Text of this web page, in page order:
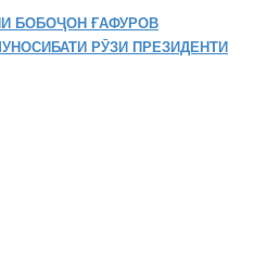
БОБОҶОН ҒАФУРОВ
РӮЗИ ПРЕЗИДЕНТИ